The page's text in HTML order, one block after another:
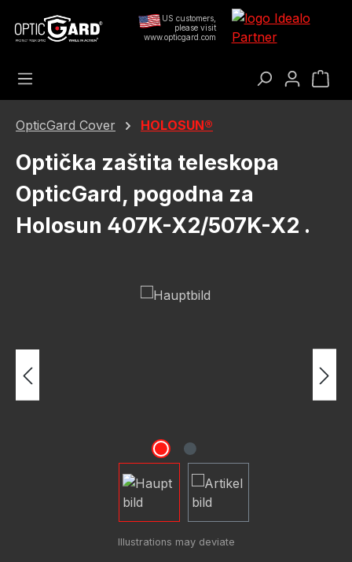
Preskoči na glavni sadržaj US customers,
please visit
www.opticgard.com
OpticGard Cover HOLOSUN®
Optička zaštita teleskopa
OpticGard, pogodna za
Holosun 407K-X2/507K-X2 .
Preskoči galeriju slika